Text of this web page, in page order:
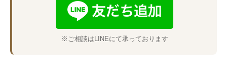
※ご相談はLINEにて承っております